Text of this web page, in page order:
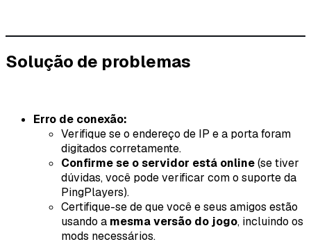
Solução de problemas
Erro de conexão:
Verifique se o endereço de IP e a porta foram
digitados corretamente.
Confirme se o servidor está online(se tiver
dúvidas, você pode verificar com o suporte da
PingPlayers).
Certifique-se de que você e seus amigos estão
usando a mesma versão do jogo, incluindo os
mods necessários.